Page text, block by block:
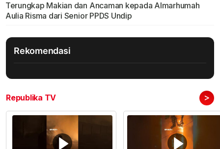
Terungkap Makian dan Ancaman kepada Almarhumah
Aulia Risma dari Senior PPDS Undip
Rekomendasi
Republika TV >